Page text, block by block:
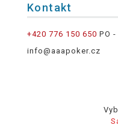
Kontakt
+420 776 150 650 PO
info@aaapoker.cz